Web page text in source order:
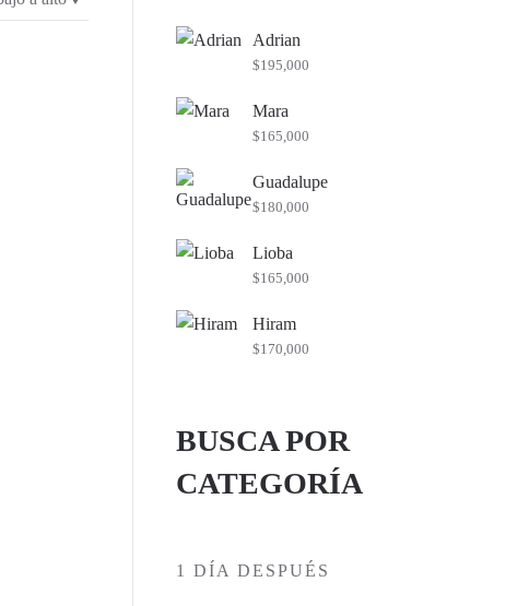
Adrian
$195,000
Mara
$165,000
Guadalupe
$180,000
Lioba
$165,000
Hiram
$170,000
BUSCA POR
CATEGORÍA
1 DÍA DESPUÉS